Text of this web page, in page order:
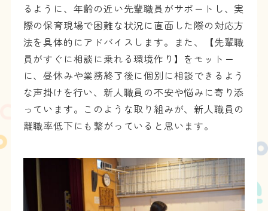
るように、年齢の近い先輩職員がサポートし、実
際の保育現場で困難な状況に直面した際の対応方
法を具体的にアドバイスします。また、【先輩職
員がすぐに相談に乗れる環境作り】をモットー
に、昼休みや業務終了後に個別に相談できるよう
な声掛けを行い、新人職員の不安や悩みに寄り添
っています。このような取り組みが、新人職員の
離職率低下にも繋がっていると思います。